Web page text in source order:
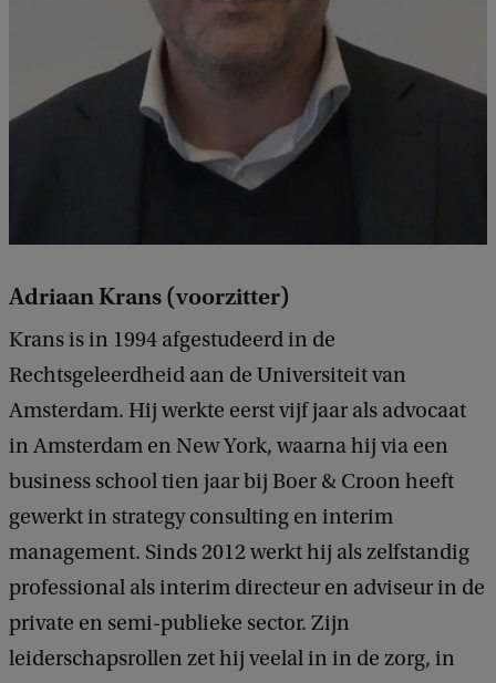
Adriaan Krans (voorzitter)
Krans is in 1994 afgestudeerd in de
Rechtsgeleerdheid aan de Universiteit van
Amsterdam. Hij werkte eerst vijf jaar als advocaat
in Amsterdam en New York, waarna hij via een
business school tien jaar bij Boer & Croon heeft
gewerkt in strategy consulting en interim
management. Sinds 2012 werkt hij als zelfstandig
professional als interim directeur en adviseur in de
private en semi-publieke sector. Zijn
leiderschapsrollen zet hij veelal in in de zorg, in